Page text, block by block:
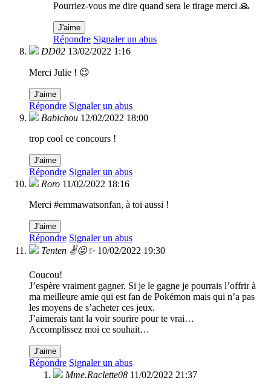
Pourriez-vous me dire quand sera le tirage merci 🙏
J'aime
Répondre Signaler un abus
DD02 13/02/2022 1:16
Merci Julie ! 😉
J'aime
Répondre Signaler un abus
Babichou 12/02/2022 18:00
trop cool ce concours !
J'aime
Répondre Signaler un abus
Roro 11/02/2022 18:16
Merci #emmawatsonfan, à toi aussi !
J'aime
Répondre Signaler un abus
Tenten ✌️😜✨ 10/02/2022 19:30
Coucou!
J’espère vraiment gagner. Si je le gagne je pourrais l’offrir à
ma meilleure amie qui est fan de Pokémon mais qui n’a pas
les moyens de s’acheter ces jeux.
J’aimerais tant la voir sourire pour te vrai…
Accomplissez moi ce souhait…
J'aime
Répondre Signaler un abus
Mme.Raclette08 11/02/2022 21:37